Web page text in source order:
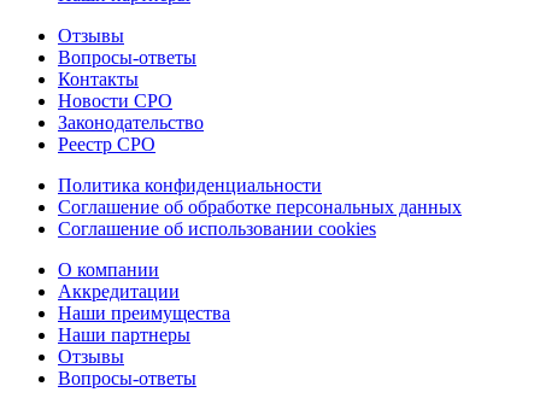
Отзывы
Вопросы-ответы
Контакты
Новости СРО
Законодательство
Реестр СРО
Политика конфиденциальности
Соглашение об обработке персональных данных
Соглашение об использовании cookies
О компании
Аккредитации
Наши преимущества
Наши партнеры
Отзывы
Вопросы-ответы